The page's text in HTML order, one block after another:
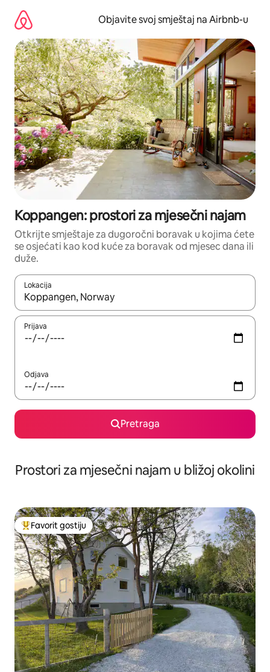
sadržaj
Objavite svoj smještaj na Airbnb-u
Koppangen: prostori za mjesečni najam
Otkrijte smještaje za dugoročni boravak u kojima ćete
se osjećati kao kod kuće za boravak od mjesec dana ili
duže.
Lokacija
Kad su rezultati dostupni, možete da se krećete kroz njih
Prijava
Odjava
Pretraga
Prostori za mjesečni najam u bližoj okolini
Glavni favorit gostiju
Favorit gostiju